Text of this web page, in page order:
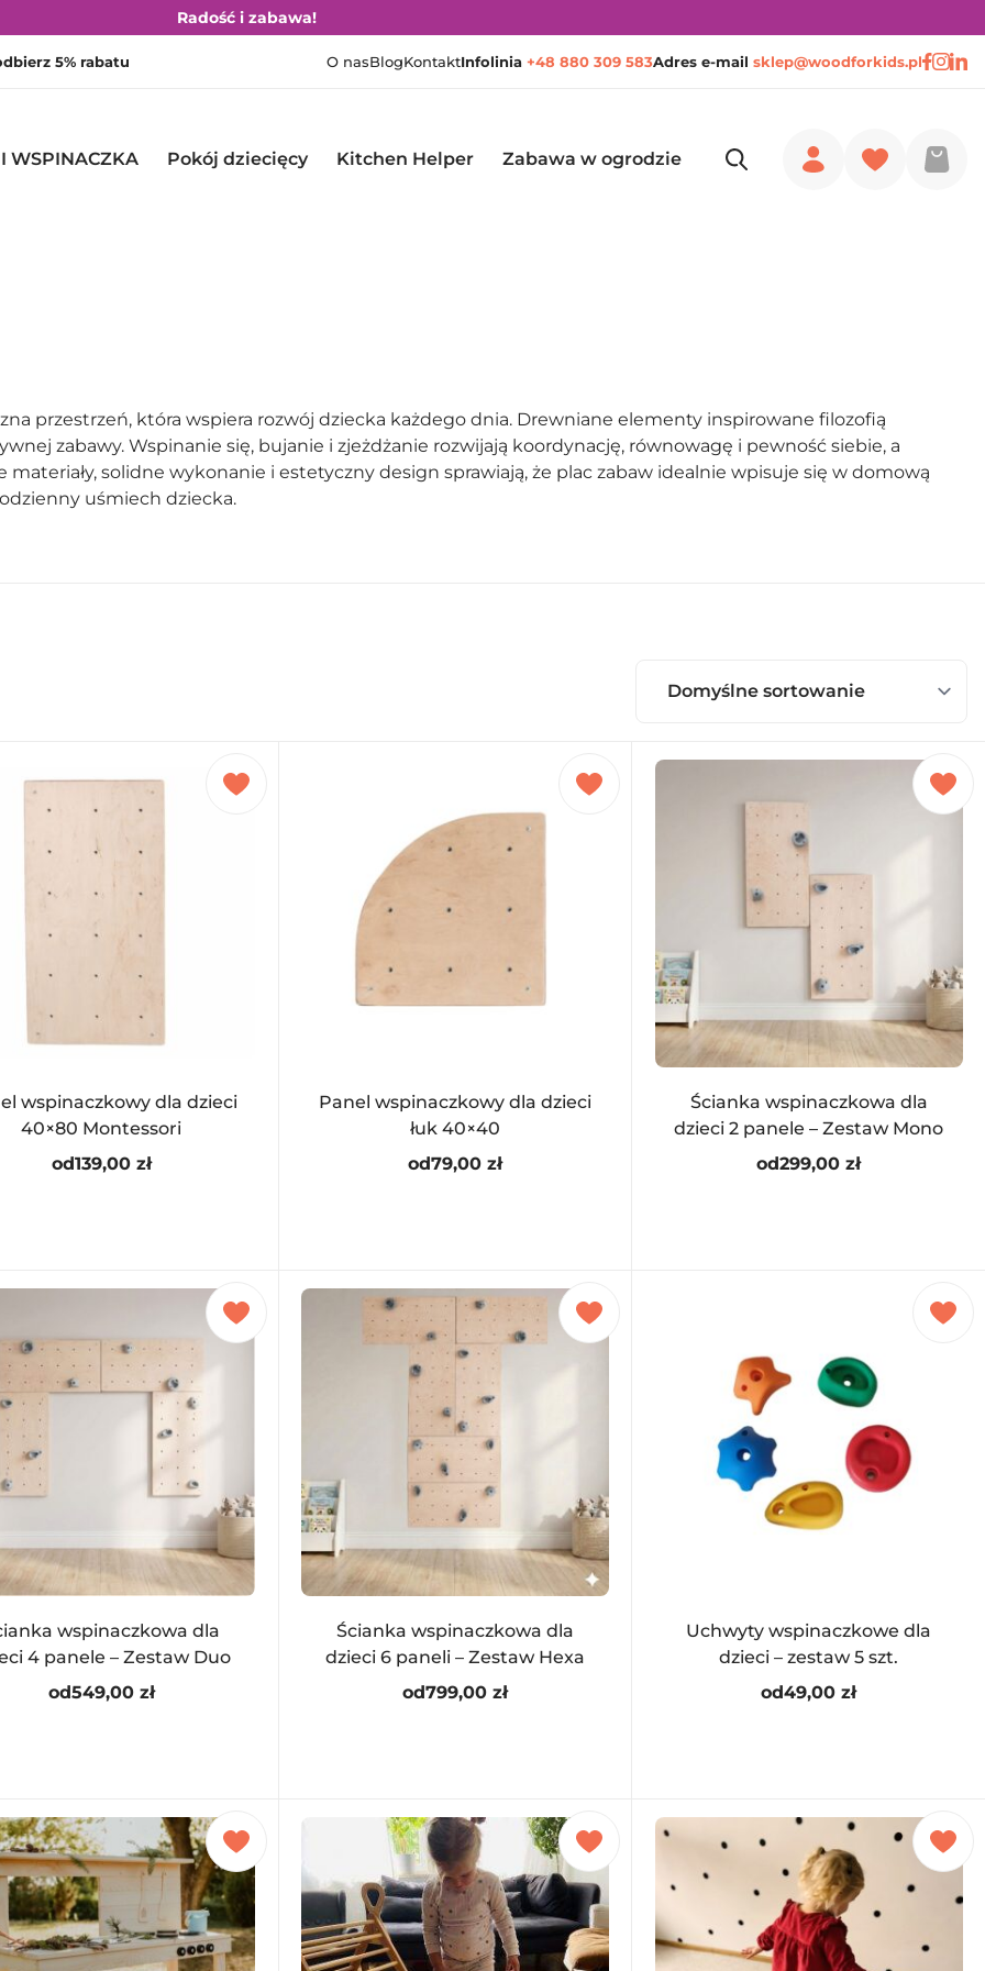
Radość i zabawa!
5% rabatu O nasBlogKontaktInfolinia +48 880 309 583Adres e-mail sklep@woodforkids.pl
WSPINACZKA Pokój dziecięcy Kitchen Helper Zabawa w ogrodzie
przestrzeń, która wspiera rozwój dziecka każdego dnia. Drewniane elementy inspirowane filozofią
zabawy. Wspinanie się, bujanie i zjeżdżanie rozwijają koordynację, równowagę i pewność siebie, a
solidne wykonanie i estetyczny design sprawiają, że plac zabaw idealnie wpisuje się w domową
uśmiech dziecka.
wspinaczkowy dla dzieci
40×80 Montessori
od139,00 zł
Panel wspinaczkowy dla dzieci
łuk 40×40
od79,00 zł
Ścianka wspinaczkowa dla
dzieci 2 panele – Zestaw Mono
od299,00zł
wspinaczkowa dla
4 panele – Zestaw Duo
od549,00 zł
Ścianka wspinaczkowa dla
dzieci 6 paneli – Zestaw Hexa
od799,00 zł
Uchwyty wspinaczkowe dla
dzieci – zestaw 5 szt.
od49,00zł